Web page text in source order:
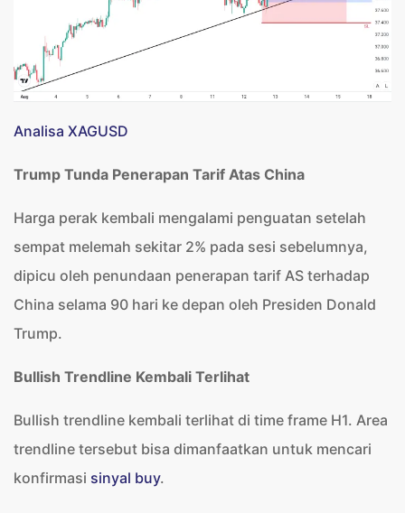
Analisa XAGUSD
Trump Tunda Penerapan Tarif Atas China
Harga perak kembali mengalami penguatan setelah
sempat melemah sekitar 2% pada sesi sebelumnya,
dipicu oleh penundaan penerapan tarif AS terhadap
China selama 90 hari ke depan oleh Presiden Donald
Trump.
Bullish Trendline Kembali Terlihat
Bullish trendline kembali terlihat di time frame H1. Area
trendline tersebut bisa dimanfaatkan untuk mencari
konfirmasi sinyal buy.